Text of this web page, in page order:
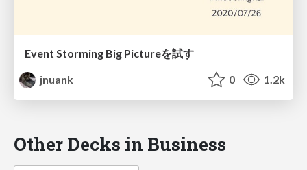
Event Storming Big Pictureを試す
jnuank
0 1.2k
Other Decks in Business